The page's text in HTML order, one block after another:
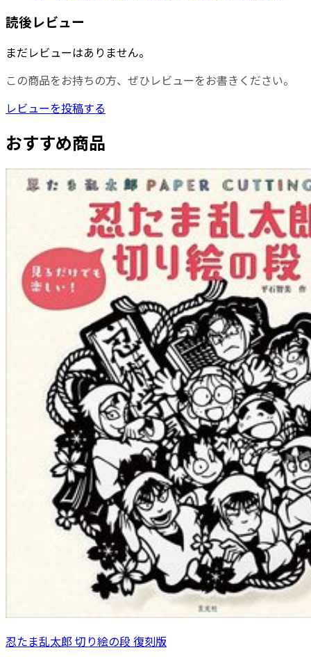
読後レビュー
まだレビューはありません。
この商品をお持ちの方、ぜひレビューをお書きください。
レビューを投稿する
おすすめ商品
忍たま乱太郎 切り絵の段 復刻版